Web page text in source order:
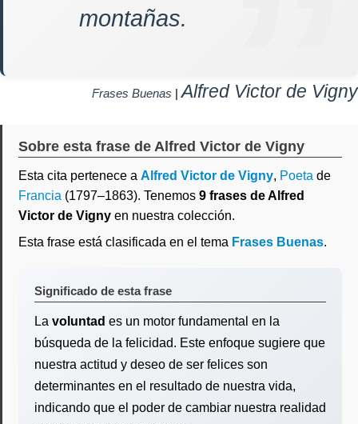
montañas.
Frases Buenas |Alfred Victor de Vigny
Sobre esta frase de Alfred Victor de Vigny
Esta cita pertenece a Alfred Victor de Vigny, Poeta de
Francia (1797–1863). Tenemos 9 frases de Alfred
Victor de Vigny en nuestra colección.
Esta frase está clasificada en el tema Frases Buenas.
Significado de esta frase
La voluntad es un motor fundamental en la
búsqueda de la felicidad. Este enfoque sugiere que
nuestra actitud y deseo de ser felices son
determinantes en el resultado de nuestra vida,
indicando que el poder de cambiar nuestra realidad